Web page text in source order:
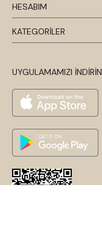
HESABIM
KATEGORİLER
UYGULAMAMIZI İNDİRİN